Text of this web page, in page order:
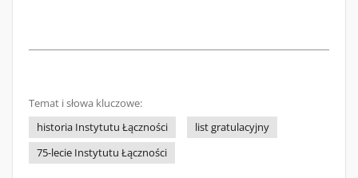
Temat i słowa kluczowe:
historia Instytutu Łączności
list gratulacyjny
75-lecie Instytutu Łączności